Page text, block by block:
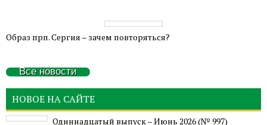
Образ прп. Сергия – зачем повторяться?
Все новости
НОВОЕ НА САЙТЕ
Одиннадцатый выпуск – Июнь 2026 (№ 997)